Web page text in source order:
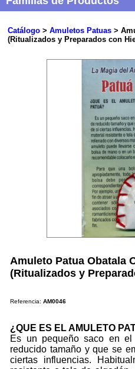
Catálogo> Amuletos Patuas>
(Ritualizados y Preparados con
Amuleto Patua Obatala
(Ritualizados y
Referencia:AM0046
¿QUE ES EL AMULETO
Es un pequeño saco en
reducido tamaño y que se
ciertas influencias.